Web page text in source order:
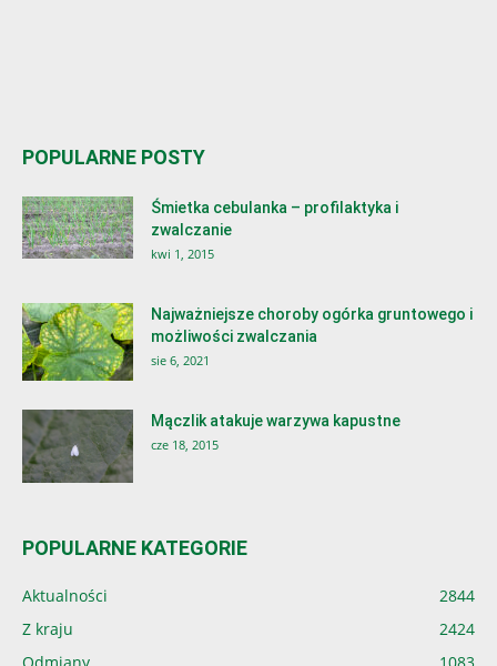
POPULARNE POSTY
Śmietka cebulanka – profilaktyka i
zwalczanie
kwi 1, 2015
Najważniejsze choroby ogórka gruntowego i
możliwości zwalczania
sie 6, 2021
Mączlik atakuje warzywa kapustne
cze 18, 2015
POPULARNE KATEGORIE
Aktualności
2844
Z kraju
2424
Odmiany
1083